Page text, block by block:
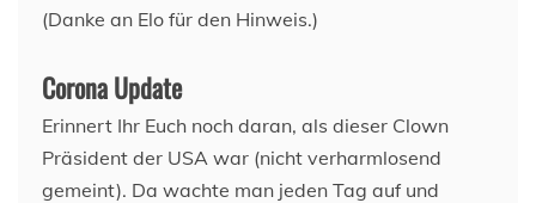
(Danke an Elo für den Hinweis.)
Corona Update
Erinnert Ihr Euch noch daran, als dieser Clown
Präsident der USA war (nicht verharmlosend
gemeint). Da wachte man jeden Tag auf und